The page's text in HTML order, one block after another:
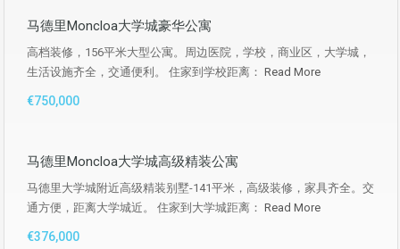
马德里Moncloa大学城豪华公寓
高档装修，156平米大型公寓。周边医院，学校，商业区，大学城，
生活设施齐全，交通便利。 住家到学校距离： Read More
€750,000
马德里Moncloa大学城高级精装公寓
马德里大学城附近高级精装别墅-141平米，高级装修，家具齐全。交
通方便，距离大学城近。 住家到大学城距离： Read More
€376,000